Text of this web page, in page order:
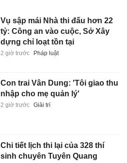
Vụ sập mái Nhà thi đấu hơn 22
tỷ: Công an vào cuộc, Sở Xây
dựng chỉ loạt tồn tại
2 giờ trước Pháp luật
Con trai Vân Dung: 'Tôi giao thu
nhập cho mẹ quản lý'
2 giờ trước Giải trí
Chi tiết lịch thi lại của 328 thí
sinh chuyên Tuyên Quang